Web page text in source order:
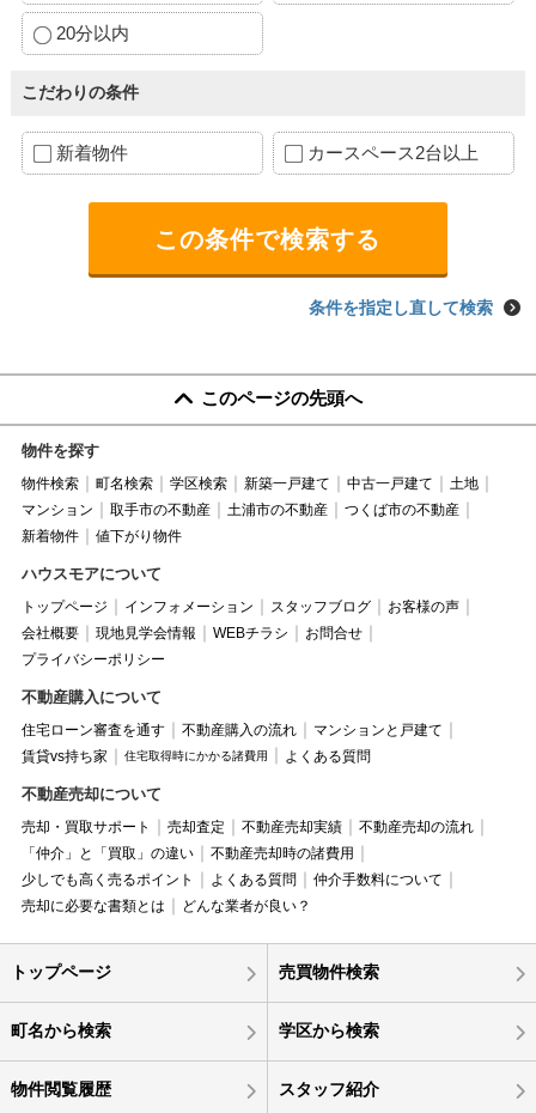
20分以内
こだわりの条件
新着物件 カースペース2台以上
条件を指定し直して検索
このページの先頭へ
物件を探す
物件検索 町名検索 学区検索 新築一戸建て 中古一戸建て
土地
マンション
取手市の不動産 土浦市の不動産
つくば市の不動産
新着物件
値下がり物件
ハウスモアについて
トップページ インフォメーション スタッフブログ
お客様の声
会社概要
現地見学会情報 WEBチラシ
お問合せ
プライバシーポリシー
不動産購入について
住宅ローン審査を通す 不動産購入の流れ
マンションと戸建て
賃貸vs持ち家
住宅取得時にかかる諸費用 よくある質問
不動産売却について
売却・買取サポート 売却査定 不動産売却実績
不動産売却の流れ
「仲介」と「買取」の違い
不動産売却時の諸費用
少しでも高く売るポイント
よくある質問
仲介手数料について
売却に必要な書類とは
どんな業者が良い？
トップページ 売買物件検索
町名から検索 学区から検索
物件閲覧履歴 スタッフ紹介